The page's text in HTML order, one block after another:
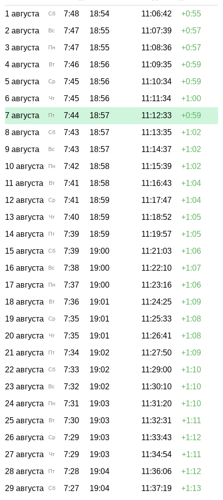
1 августа Сб 7:48 18:54 11:06:42
+0:55
2 августа
Вс 7:47 18:55 11:07:39
+0:57
3 августа
Пн 7:47 18:55 11:08:36
+0:57
4 августа
Вт 7:46 18:56 11:09:35
+0:59
5 августа
Ср 7:45 18:56 11:10:34
+0:59
6 августа
Чт 7:45 18:56 11:11:34
+1:00
7 августа
Пт 7:44 18:57 11:12:33
+0:59
8 августа
Сб 7:43 18:57 11:13:35
+1:02
9 августа
Вс 7:43 18:57 11:14:37
+1:02
10 августа
Пн 7:42 18:58 11:15:39
+1:02
11 августа
Вт 7:41 18:58 11:16:43
+1:04
12 августа
Ср 7:41 18:59 11:17:47
+1:04
13 августа
Чт 7:40 18:59 11:18:52
+1:05
14 августа
Пт 7:39 18:59 11:19:57
+1:05
15 августа
Сб 7:39 19:00 11:21:03
+1:06
16 августа
Вс 7:38 19:00 11:22:10
+1:07
17 августа
Пн 7:37 19:00 11:23:16
+1:06
18 августа
Вт 7:36 19:01 11:24:25
+1:09
19 августа
Ср 7:35 19:01 11:25:33
+1:08
20 августа
Чт 7:35 19:01 11:26:41
+1:08
21 августа
Пт 7:34 19:02 11:27:50
+1:09
22 августа
Сб 7:33 19:02 11:29:00
+1:10
23 августа
Вс 7:32 19:02 11:30:10
+1:10
24 августа
Пн 7:31 19:03 11:31:20
+1:10
25 августа
Вт 7:30 19:03 11:32:31
+1:11
26 августа
Ср 7:29 19:03 11:33:43
+1:12
27 августа
Чт 7:29 19:03 11:34:54
+1:11
28 августа
Пт 7:28 19:04 11:36:06
+1:12
29 августа
Сб 7:27 19:04 11:37:19 +1:13